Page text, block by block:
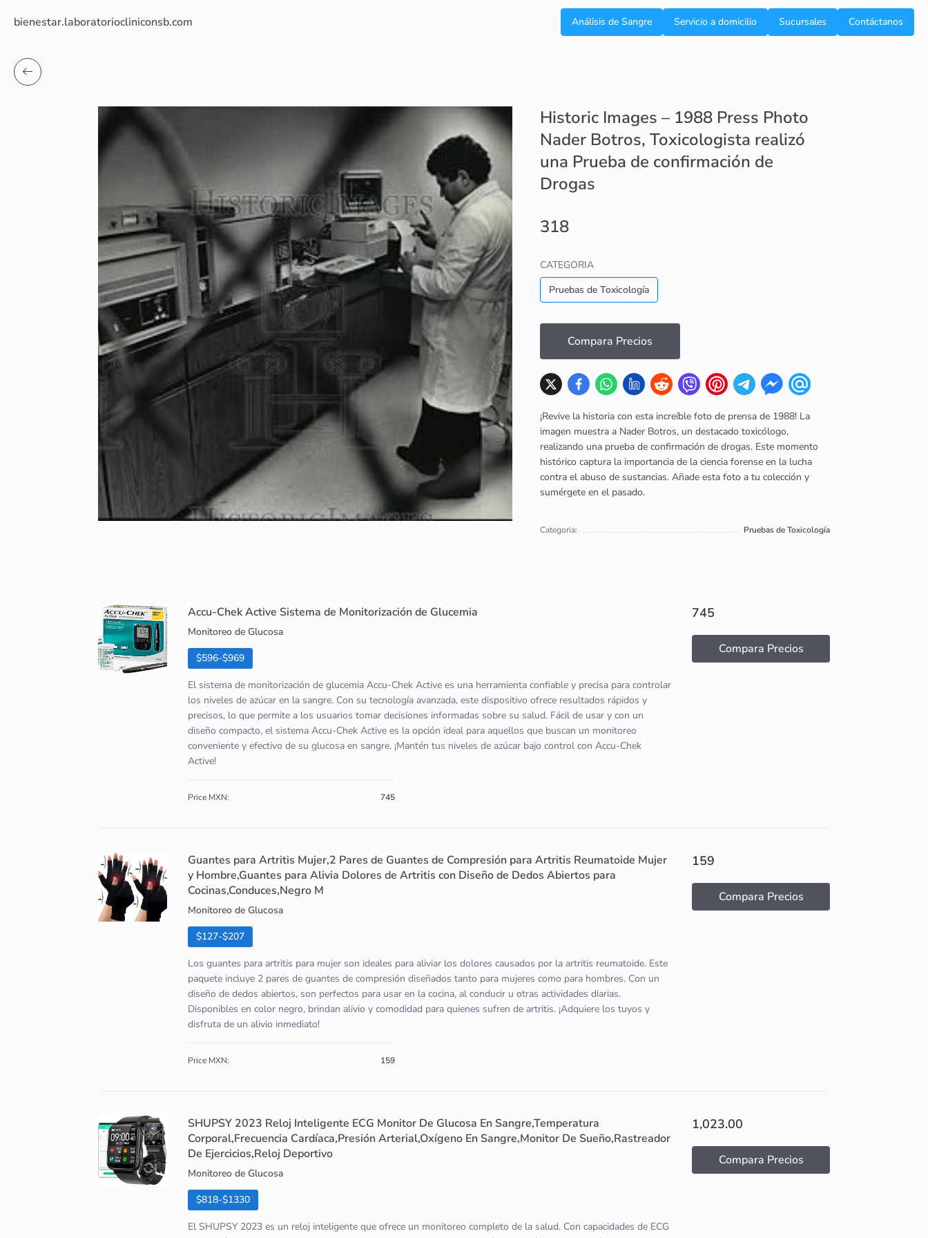
bienestar.laboratoriocliniconsb.com Análisis de Sangre Servicio a domicilio Sucursales Contáctanos
Historic Images – 1988 Press Photo
Nader Botros, Toxicologista realizó
una Prueba de confirmación de
Drogas
318
CATEGORIA
Pruebas de Toxicología
Compara Precios
¡Revive la historia con esta increíble foto de prensa de 1988! La
imagen muestra a Nader Botros, un destacado toxicólogo,
realizando una prueba de confirmación de drogas. Este momento
histórico captura la importancia de la ciencia forense en la lucha
contra el abuso de sustancias. Añade esta foto a tu colección y
sumérgete en el pasado.
Categoria: Pruebas de Toxicología
Accu-Chek Active Sistema de Monitorización de Glucemia
Monitoreo de Glucosa
$596-$969
El sistema de monitorización de glucemia Accu-Chek Active es una herramienta confiable y precisa para controlar
los niveles de azúcar en la sangre. Con su tecnología avanzada, este dispositivo ofrece resultados rápidos y
precisos, lo que permite a los usuarios tomar decisiones informadas sobre su salud. Fácil de usar y con un
diseño compacto, el sistema Accu-Chek Active es la opción ideal para aquellos que buscan un monitoreo
conveniente y efectivo de su glucosa en sangre. ¡Mantén tus niveles de azúcar bajo control con Accu-Chek
Active!
Price MXN: 745
745
Compara Precios
Guantes para Artritis Mujer,2 Pares de Guantes de Compresión para Artritis Reumatoide Mujer
y Hombre,Guantes para Alivia Dolores de Artritis con Diseño de Dedos Abiertos para
Cocinas,Conduces,Negro M
Monitoreo de Glucosa
$127-$207
Los guantes para artritis para mujer son ideales para aliviar los dolores causados por la artritis reumatoide. Este
paquete incluye 2 pares de guantes de compresión diseñados tanto para mujeres como para hombres. Con un
diseño de dedos abiertos, son perfectos para usar en la cocina, al conducir u otras actividades diarias.
Disponibles en color negro, brindan alivio y comodidad para quienes sufren de artritis. ¡Adquiere los tuyos y
disfruta de un alivio inmediato!
Price MXN: 159
159
Compara Precios
SHUPSY 2023 Reloj Inteligente ECG Monitor De Glucosa En Sangre,Temperatura
Corporal,Frecuencia Cardíaca,Presión Arterial,Oxígeno En Sangre,Monitor De Sueño,Rastreador
De Ejercicios,Reloj Deportivo
Monitoreo de Glucosa
$818-$1330
El SHUPSY 2023 es un reloj inteligente que ofrece un monitoreo completo de la salud. Con capacidades de ECG
1,023.00
Compara Precios